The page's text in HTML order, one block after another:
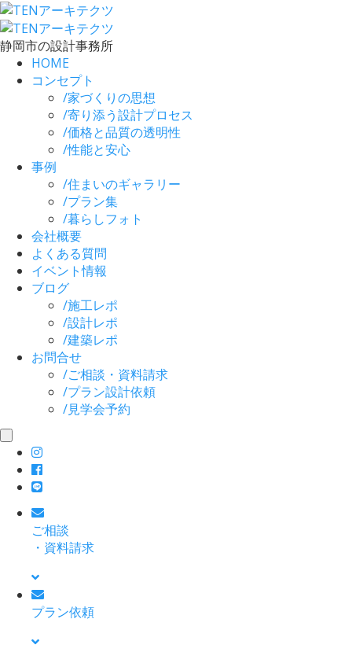
静岡市の設計事務所
HOME
コンセプト
/家づくりの思想
/寄り添う設計プロセス
/価格と品質の透明性
/性能と安心
事例
/住まいのギャラリー
/プラン集
/暮らしフォト
会社概要
よくある質問
イベント情報
ブログ
/施工レポ
/設計レポ
/建築レポ
お問合せ
/ご相談・資料請求
/プラン設計依頼
/見学会予約
toggle
navigation
ご相談
・資料請求
プラン依頼